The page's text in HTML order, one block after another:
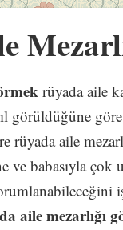
rüyada aile
görüldüğüne
rüyada aile
ve babasıyla çok
aile mezarlığı